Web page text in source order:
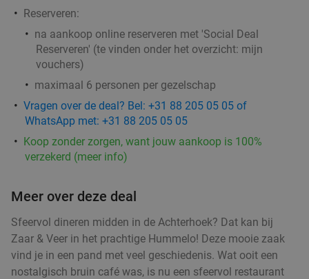
Reserveren:
na aankoop online reserveren met 'Social Deal
Reserveren' (te vinden onder het overzicht: mijn
vouchers)
maximaal 6 personen per gezelschap
Vragen over de deal? Bel: +31 88 205 05 05 of
WhatsApp met: +31 88 205 05 05
Koop zonder zorgen, want jouw aankoop is 100%
verzekerd (meer info)
Meer over deze deal
Sfeervol dineren midden in de Achterhoek? Dat kan bij
Zaar & Veer in het prachtige Hummelo! Deze mooie zaak
vind je in een pand met veel geschiedenis. Wat ooit een
nostalgisch bruin café was, is nu een sfeervol restaurant